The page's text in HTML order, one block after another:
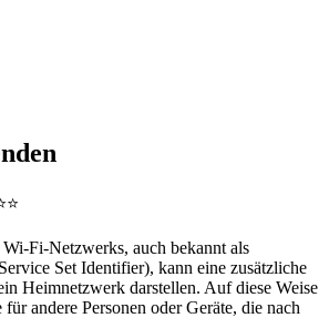
Wi-Fi-Netzwerks, auch bekannt als
Set Identifier), kann eine zusätzliche
Heimnetzwerk darstellen. Auf diese Weise
andere Personen oder Geräte, die nach